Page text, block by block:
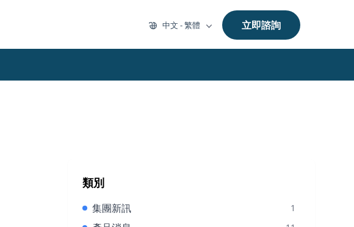
中文 - 繁體 立即諮詢
類別
集團新訊 1